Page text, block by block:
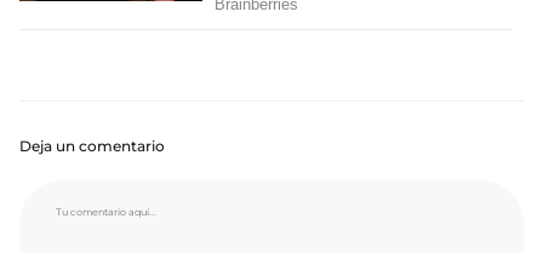
Deja un comentario